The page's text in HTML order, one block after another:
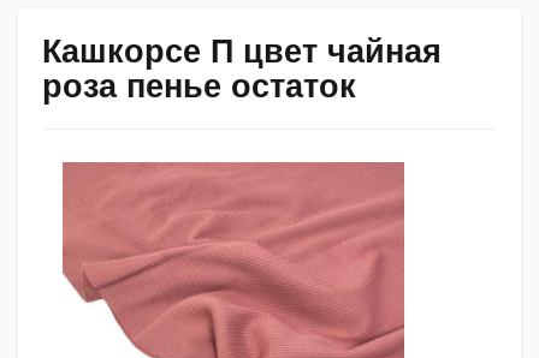
Кашкорсе П цвет чайная
роза пенье остаток